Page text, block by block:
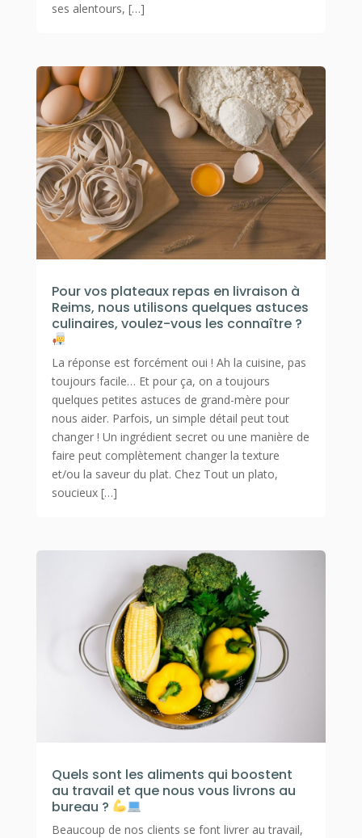
ses alentours, […]
Pour vos plateaux repas en livraison à
Reims, nous utilisons quelques astuces
culinaires, voulez-vous les connaître ?
La réponse est forcément oui ! Ah la cuisine, pas
toujours facile… Et pour ça, on a toujours
quelques petites astuces de grand-mère pour
nous aider. Parfois, un simple détail peut tout
changer ! Un ingrédient secret ou une manière de
faire peut complètement changer la texture
et/ou la saveur du plat. Chez Tout un plato,
soucieux […]
Quels sont les aliments qui boostent
au travail et que nous vous livrons au
bureau ?
Beaucoup de nos clients se font livrer au travail,